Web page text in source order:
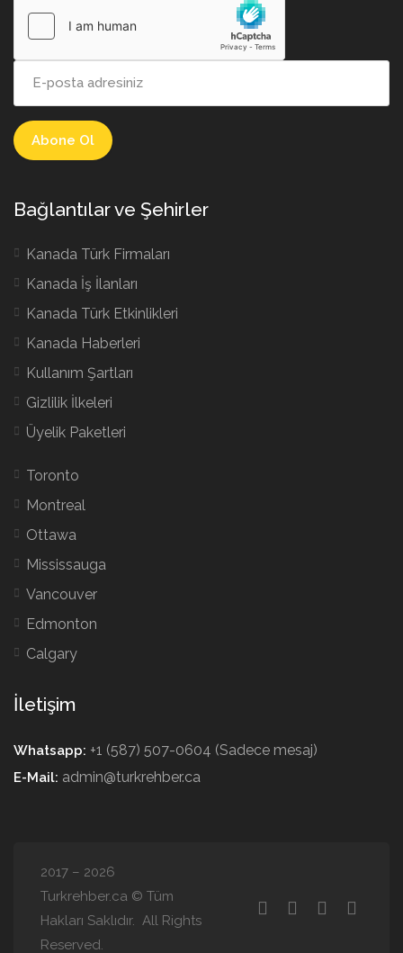
Bağlantılar ve Şehirler
Kanada Türk Firmaları
Kanada İş İlanları
Kanada Türk Etkinlikleri
Kanada Haberleri
Kullanım Şartları
Gizlilik İlkeleri
Üyelik Paketleri
Toronto
Montreal
Ottawa
Mississauga
Vancouver
Edmonton
Calgary
İletişim
Whatsapp: +1 (587) 507-0604 (Sadece mesaj)
E-Mail: admin@turkrehber.ca
2017 – 2026
Turkrehber.ca © Tüm
Hakları Saklıdır. All Rights
Reserved.